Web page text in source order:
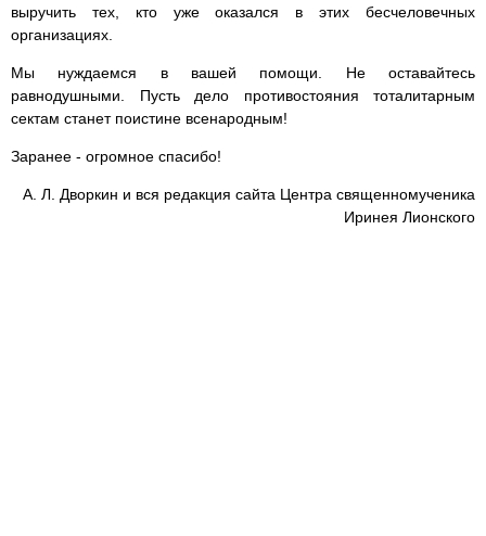
выручить тех, кто уже оказался в этих бесчеловечных
организациях.
Мы нуждаемся в вашей помощи. Не оставайтесь
равнодушными. Пусть дело противостояния тоталитарным
сектам станет поистине всенародным!
Заранее - огромное спасибо!
А. Л. Дворкин и вся редакция сайта Центра священномученика
Иринея Лионского